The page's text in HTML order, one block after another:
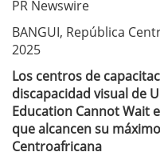
PR Newswire
BANGUI, República
2025
Los centros de
discapacidad visual de
Education Cannot Wait
que alcancen su
Centroafricana